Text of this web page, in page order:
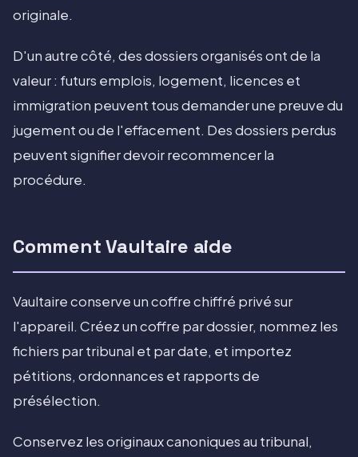
originale.
D'un autre côté, des dossiers organisés ont de la
valeur : futurs emplois, logement, licences et
immigration peuvent tous demander une preuve du
jugement ou de l'effacement. Des dossiers perdus
peuvent signifier devoir recommencer la
procédure.
Comment Vaultaire aide
Vaultaire conserve un coffre chiffré privé sur
l'appareil. Créez un coffre par dossier, nommez les
fichiers par tribunal et par date, et importez
pétitions, ordonnances et rapports de
présélection.
Conservez les originaux canoniques au tribunal,